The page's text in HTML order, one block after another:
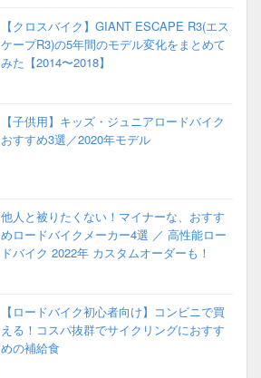
【クロスバイク】GIANT ESCAPE R3(エス
ケープR3)の5年間のモデル変化をまとめて
みた【2014〜2018】
【子供用】キッズ・ジュニアロードバイク
おすすめ3選／2020年モデル
他人と被りたくない！マイナーな、おすす
めロードバイクメーカー4選 ／ 高性能ロー
ドバイク 2022年 カスタムオーダーも！
【ロードバイク初心者向け】コンビニで買
える！コスパ抜群でサイクリングにおすす
めの補給食